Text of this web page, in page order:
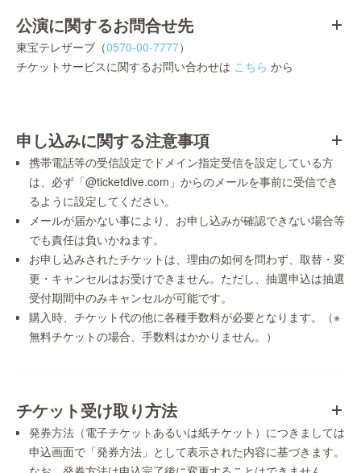
公演に関するお問合せ先
東宝テレザーブ（0570-00-7777）
チケットサービスに関するお問い合わせは こちら から
申し込みに関する注意事項
携帯電話等の受信設定でドメイン指定受信を設定している方
は、必ず「@ticketdive.com」からのメールを事前に受信でき
るように設定してください。
メールが届かない事により、お申し込みが確認できない場合等
でも責任は負いかねます。
お申し込みされたチケットは、理由の如何を問わず、取替・変
更・キャンセルはお受けできません。ただし、抽選申込は抽選
受付期間中のみキャンセルが可能です。
購入時、チケット代の他に各種手数料が必要となります。（※
無料チケットの場合、手数料はかかりません。）
チケット受け取り方法
発券方法（電子チケットあるいは紙チケット）につきましては
申込画面で「発券方法」として表示された内容に基づきます。